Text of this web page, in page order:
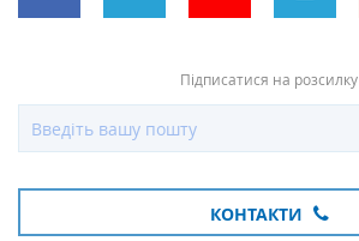
Підписатися на розсилку
КОНТАКТИ